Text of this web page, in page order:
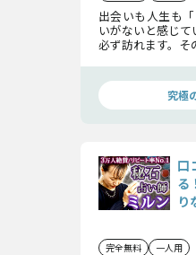
出会いも人生も
いがないと感じ
必ず訪れます。そ
究極
口
る
り
完全無料 一人用